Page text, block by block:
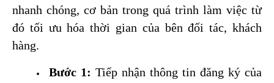
nhanh chóng, cơ bản trong quá trình làm việc từ
đó tối ưu hóa thời gian của bên đối tác, khách
hàng.
Bước 1: Tiếp nhận thông tin đăng ký của